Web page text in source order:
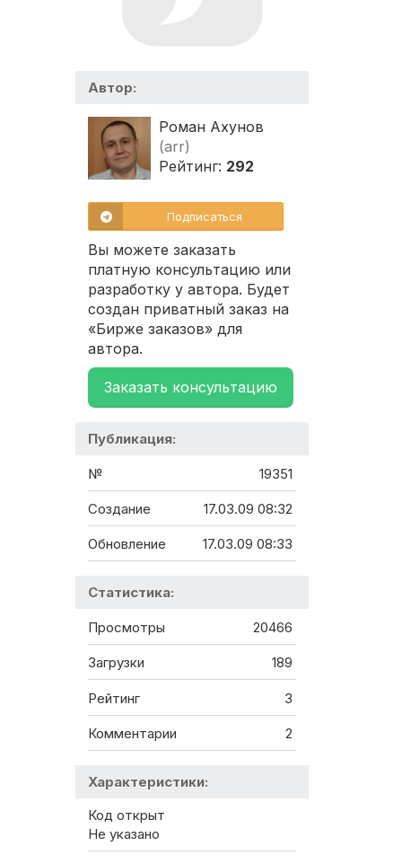
Автор:
Роман Ахунов
(arr)
Рейтинг: 292
Подписаться
Вы можете заказать
платную консультацию или
разработку у автора. Будет
создан приватный заказ на
«Бирже заказов» для
автора.
Заказать консультацию
Публикация:
№ 19351
Создание 17.03.09 08:32
Обновление 17.03.09 08:33
Статистика:
Просмотры 20466
Загрузки 189
Рейтинг 3
Комментарии 2
Характеристики:
Код открыт
Не указано